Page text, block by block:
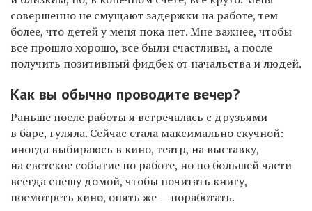
совершенно не смущают задержки на работе, тем
более, что детей у меня пока нет. Мне важнее, чтобы
все прошло хорошо, все были счастливы, а после
получить позитивный фидбек от начальства и людей.
Как вы обычно проводите вечер?
Раньше после работы я встречалась с друзьями
в баре, гуляла. Сейчас стала максимально скучной:
иногда выбираюсь в кино, театр, на выставку,
на светское событие по работе, но по большей части
всегда спешу домой, чтобы почитать книгу,
посмотреть кино, опять же — поработать.